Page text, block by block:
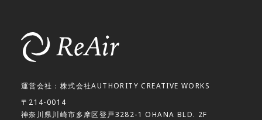
運営会社：株式会社AUTHORITY CREATIVE WORKS
〒214-0014
神奈川県川崎市多摩区登戸3282-1 OHANA BLD. 2F